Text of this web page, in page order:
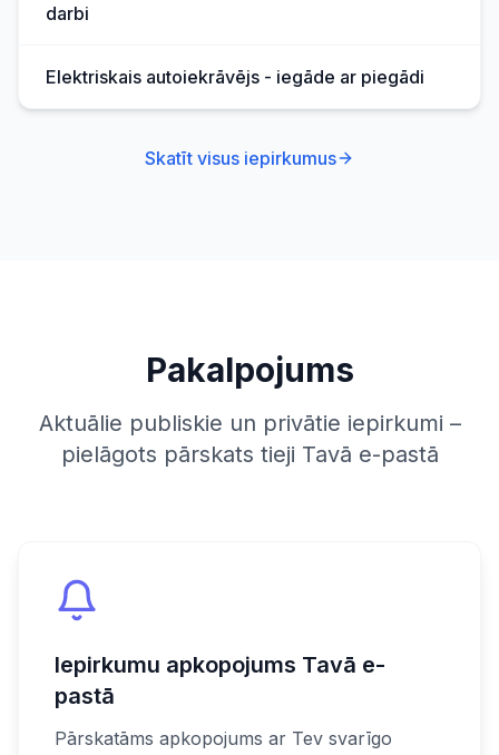
darbi
Elektriskais autoiekrāvējs - iegāde ar piegādi
Skatīt visus iepirkumus
Pakalpojums
Aktuālie publiskie un privātie iepirkumi –
pielāgots pārskats tieji Tavā e-pastā
Iepirkumu apkopojums Tavā e-
pastā
Pārskatāms apkopojums ar Tev svarīgo